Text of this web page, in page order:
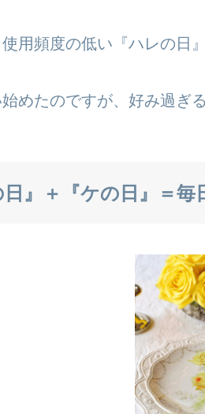
用頻度の低い『ハレの日
めたのですが、好み過ぎ
日』＋『ケの日』＝